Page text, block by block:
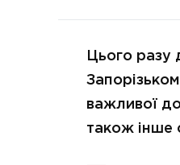
Цього разу
важливої
також інше